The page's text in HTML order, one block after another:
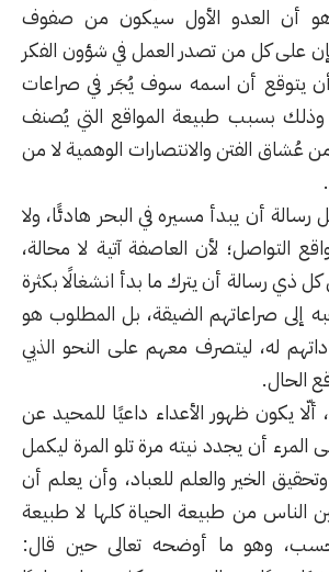
أن العدو الأول سيكون من صفوف
على كل من تصدر العمل في شؤون الفكر
أن يتوقع أن اسمه سوف يُجَر في صراعات
وذلك بسبب طبيعة المواقع التي يُصنف
الفتن والانتصارات الوهمية لا من
أن يبدأ مسيره في البحر هادئًا، ولا
التواصل؛ لأن العاصفة آتية لا محالة،
ذي رسالة أن يترك ما بدأ انشغالًا بكثرة
صراعاتهم الضيقة، بل المطلوب هو
له، ليتصرف معهم على النحو الذيي
الحال.
يكون ظهور الأعداء داعيًا للمحيد عن
المرء أن يجدد نيته مرة تلو المرة ليكمل
الخير والعلم للعباد، وأن يعلم أن
الناس من طبيعة الحياة كلها لا طبيعة
وهو ما أوضحه تعالى حين قال: